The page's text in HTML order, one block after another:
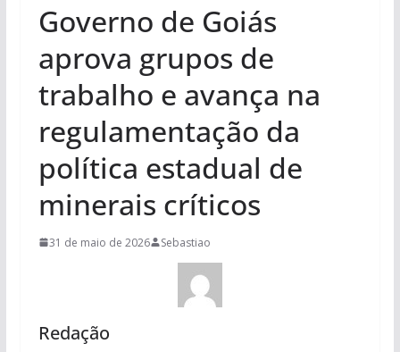
Governo de Goiás
aprova grupos de
trabalho e avança na
regulamentação da
política estadual de
minerais críticos
31 de maio de 2026 Sebastiao
Redação